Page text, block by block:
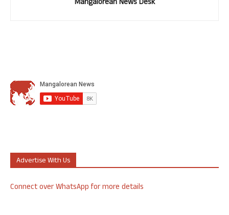
Mangalorean News Desk
Advertise With Us
Connect over WhatsApp for more details